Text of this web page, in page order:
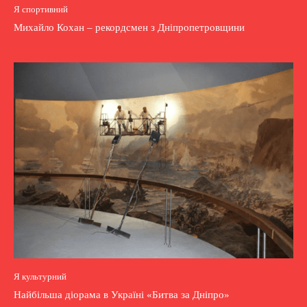
Я спортивний
Михайло Кохан – рекордсмен з Дніпропетровщини
Я культурний
Найбільша діорама в Україні «Битва за Дніпро»